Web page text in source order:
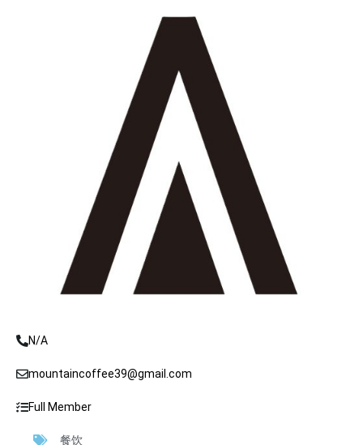
N/A
mountaincoffee39@gmail.com
Full Member
餐饮